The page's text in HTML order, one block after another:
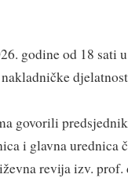
godine od 18 sati
govorili
i glavna urednica
revija izv. prof.